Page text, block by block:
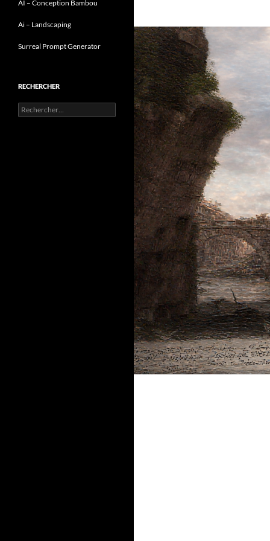
AI – Conception Bambou
Ai – Landscaping
Surreal Prompt Generator
RECHERCHER
Rechercher :